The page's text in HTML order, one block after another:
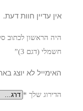
אין עדיין חוות דעת.
חשמלי (דגם 3)”
האימייל לא יוצג באתר.
הדירוג שלך*